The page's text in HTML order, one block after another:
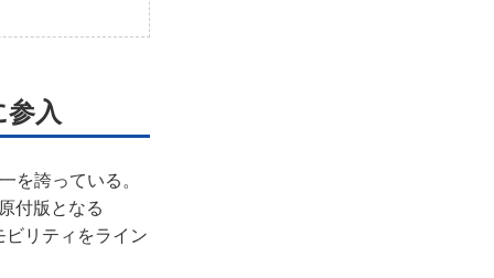
入
を誇っている。
付版となる
リティをライン